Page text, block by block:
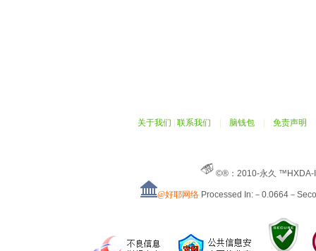
关于我们 联系我们 脑钱包 免责声明
©®：2010-永久
@好耶网络 Processed In:－0.0664－